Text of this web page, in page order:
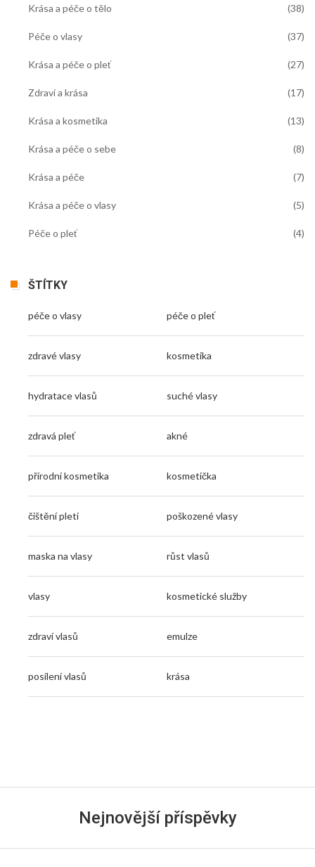
Krása a péče o tělo (38)
Péče o vlasy (37)
Krása a péče o pleť (27)
Zdraví a krása (17)
Krása a kosmetika (13)
Krása a péče o sebe (8)
Krása a péče (7)
Krása a péče o vlasy (5)
Péče o pleť (4)
ŠTÍTKY
péče o vlasy péče o pleť
zdravé vlasy kosmetika
hydratace vlasů suché vlasy
zdravá pleť akné
přírodní kosmetika kosmetička
čištění pleti poškozené vlasy
maska na vlasy růst vlasů
vlasy kosmetické služby
zdraví vlasů emulze
posílení vlasů krása
Nejnovější příspěvky